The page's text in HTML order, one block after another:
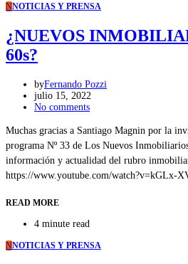
NNOTICIAS Y PRENSA
¿NUEVOS
60s?
byFernando Pozzi
julio 15, 2022
No comments
Muchas gracias a Santiago Magnin por la
programa Nº 33 de Los Nuevos
información y actualidad del rubro
https://www.youtube.com/watch?v=kGLx-
READ MORE
4 minute read
NNOTICIAS Y PRENSA